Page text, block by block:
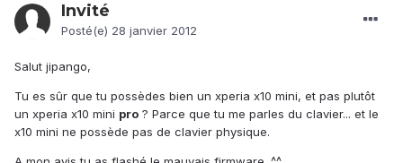
Invité
Posté(e) 28 janvier 2012
Salut jipango,
Tu es sûr que tu possèdes bien un xperia x10 mini, et pas plutôt
un xperia x10 mini pro ? Parce que tu me parles du clavier... et le
x10 mini ne possède pas de clavier physique.